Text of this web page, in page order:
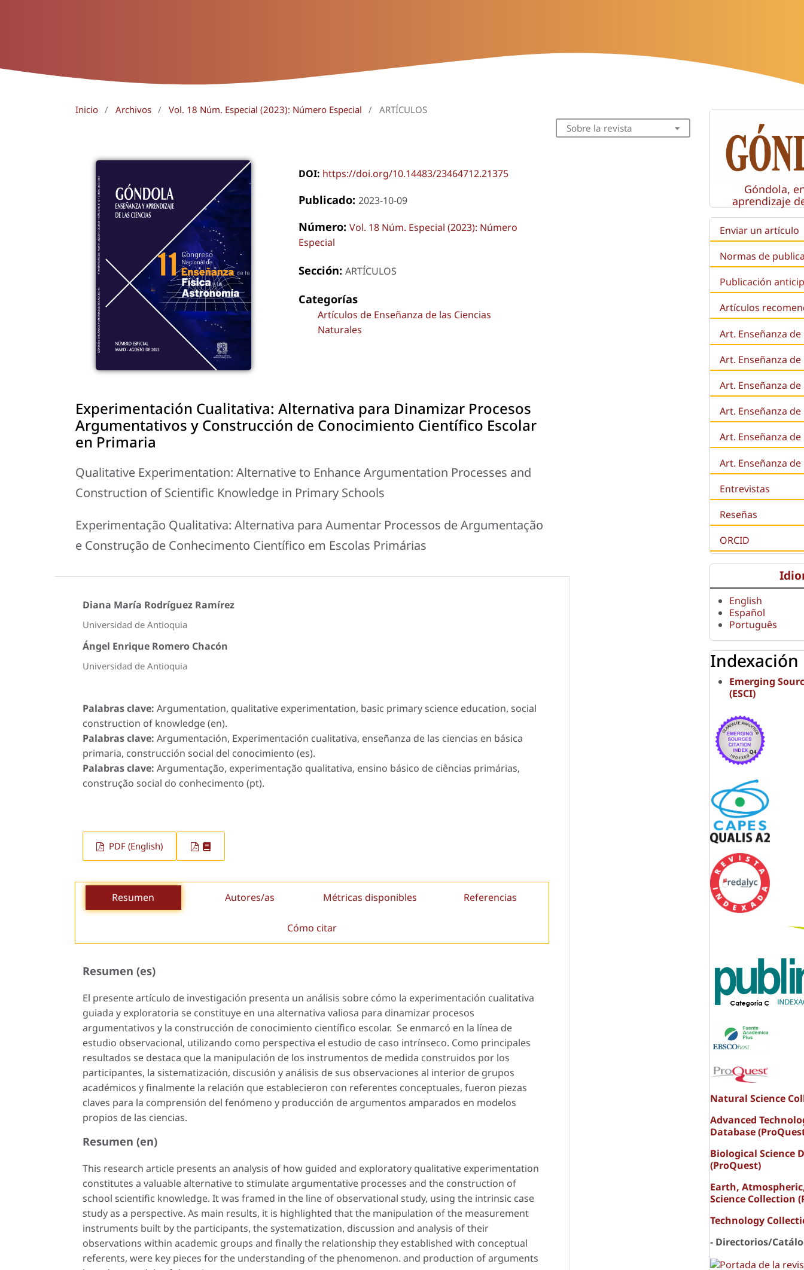
Inicio / Archivos / Vol. 18 Núm. Especial (2023): Número Especial / ARTÍCULOS
DOI: https://doi.org/10.14483/23464712.21375
Publicado: 2023-10-09
Número: Vol. 18 Núm. Especial (2023): Número
Especial
Sección: ARTÍCULOS
Categorías
Artículos de Enseñanza de las Ciencias
Naturales
Experimentación Cualitativa: Alternativa para Dinamizar Procesos
Argumentativos y Construcción de Conocimiento Científico Escolar
en Primaria
Qualitative Experimentation: Alternative to Enhance Argumentation Processes and
Construction of Scientific Knowledge in Primary Schools
Experimentação Qualitativa: Alternativa para Aumentar Processos de Argumentação
e Construção de Conhecimento Científico em Escolas Primárias
Diana María Rodríguez Ramírez
Universidad de Antioquia
Ángel Enrique Romero Chacón
Universidad de Antioquia
Palabras clave: Argumentation, qualitative experimentation, basic primary science education, social
construction of knowledge (en).
Palabras clave: Argumentación, Experimentación cualitativa, enseñanza de las ciencias en básica
primaria, construcción social del conocimiento (es).
Palabras clave: Argumentação, experimentação qualitativa, ensino básico de ciências primárias,
construção social do conhecimento (pt).
PDF (English)
Resumen Autores/as Métricas disponibles Referencias
Cómo citar
Resumen (es)
El presente artículo de investigación presenta un análisis sobre cómo la experimentación cualitativa
guiada y exploratoria se constituye en una alternativa valiosa para dinamizar procesos
argumentativos y la construcción de conocimiento científico escolar. Se enmarcó en la línea de
estudio observacional, utilizando como perspectiva el estudio de caso intrínseco. Como principales
resultados se destaca que la manipulación de los instrumentos de medida construidos por los
participantes, la sistematización, discusión y análisis de sus observaciones al interior de grupos
académicos y finalmente la relación que establecieron con referentes conceptuales, fueron piezas
claves para la comprensión del fenómeno y producción de argumentos amparados en modelos
propios de las ciencias.
Resumen (en)
This research article presents an analysis of how guided and exploratory qualitative experimentation
constitutes a valuable alternative to stimulate argumentative processes and the construction of
school scientific knowledge. It was framed in the line of observational study, using the intrinsic case
study as a perspective. As main results, it is highlighted that the manipulation of the measurement
instruments built by the participants, the systematization, discussion and analysis of their
observations within academic groups and finally the relationship they established with conceptual
referents, were key pieces for the understanding of the phenomenon. and production of arguments
Sobre la revista
Góndola,
aprendizaje
Enviar un artículo
Normas de
Publicación
Artículos
Art. Enseñanza
Art. Enseñanza
Art. Enseñanza de
Art. Enseñanza de
Art. Enseñanza
Art. Enseñanza
Entrevistas
Reseñas
ORCID
English
Español
Português
Indexación
Emerging
(ESCI)
Natural Science
Advanced
Database
Biological Science
(ProQuest)
Earth,
Science Collection
Technology
- Directorios/